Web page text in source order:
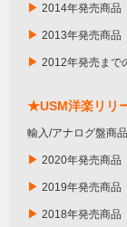
▶ 2014年発売商品
▶ 2013年発売商品
▶ 2012年発売まで
★USM洋楽リリ
輸入/アナログ盤商品
▶ 2020年発売商品
▶ 2019年発売商品
▶ 2018年発売商品